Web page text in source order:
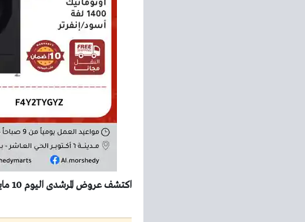
اكتشف عروض المرشدى اليوم 10 مايو حتى 13 مايو 2026 الربيع الآن واستفد بأفضل الأسعار قبل انتهاء العروض